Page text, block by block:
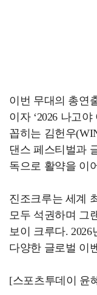
이번 무대의 총연
이자 ‘2026 나고
꼽히는 김헌우
댄스 페스티벌과
독으로 활약을 이
진조크루는 세계
모두 석권하며 그
보이 크루다.
다양한 글로벌 이
[스포츠투데이 윤